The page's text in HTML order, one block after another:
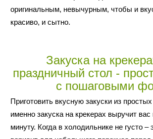
оригинальным, невычурным, чтобы и
красиво, и сытно.
Закуска на
праздничный стол -
с пошаговыми
Приготовить вкусную закуски из
именно закуска на крекерах выручит
минуту. Когда в холодильнике не густо